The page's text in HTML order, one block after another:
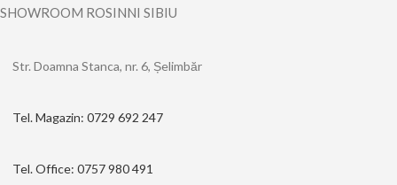
SHOWROOM ROSINNI SIBIU
Str. Doamna Stanca, nr. 6, Șelimbăr
Tel. Magazin: 0729 692 247
Tel. Office: 0757 980 491